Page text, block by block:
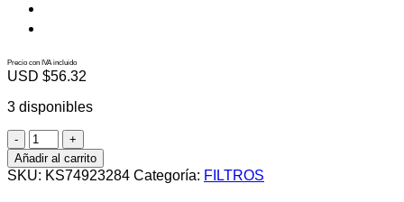
Precio con IVA incluido
USD $56.32
3 disponibles
KS74923284
cantidad
Añadir al carrito
SKU: KS74923284 Categoría: FILTROS